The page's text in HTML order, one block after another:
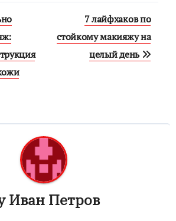
7 лайфхаков по
стойкому макияжу на
целый день
Иван Петров